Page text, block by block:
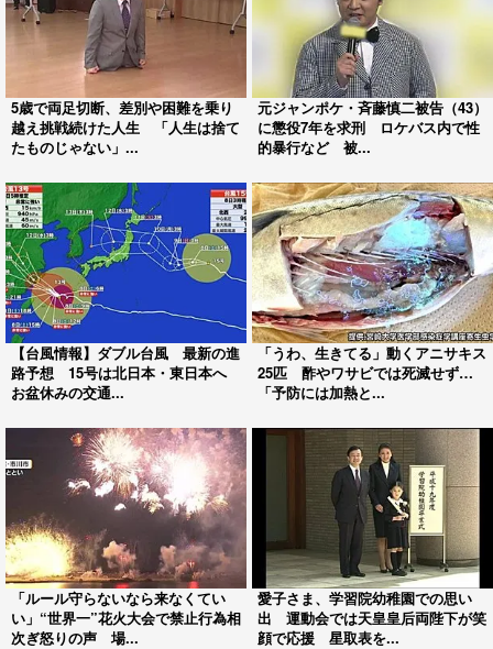
5歳で両足切断、差別や困難を乗り
越え挑戦続けた人生 「人生は捨て
たものじゃない」...
元ジャンポケ・斉藤慎二被告（43）
に懲役7年を求刑 ロケバス内で性
的暴行など 被...
【台風情報】ダブル台風 最新の進
路予想 15号は北日本・東日本へ
お盆休みの交通...
「うわ、生きてる」動くアニサキス
25匹 酢やワサビでは死滅せず…
「予防には加熱と...
「ルール守らないなら来なくてい
い」“世界一”花火大会で禁止行為相
次ぎ怒りの声 場...
愛子さま、学習院幼稚園での思い
出 運動会では天皇皇后両陛下が笑
顔で応援 星取表を...